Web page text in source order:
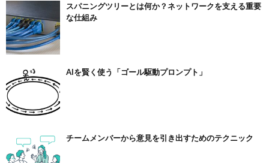
スパニングツリーとは何か？ネットワークを支える重要
な仕組み
AIを賢く使う「ゴール駆動プロンプト」
チームメンバーから意見を引き出すためのテクニック